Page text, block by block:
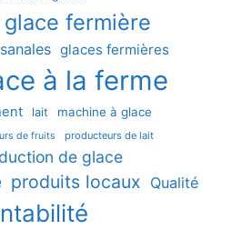
glace fermière
glaces fermières
à la ferme
lait machine à glace
de fruits producteurs de lait
de glace
produits locaux Qualité